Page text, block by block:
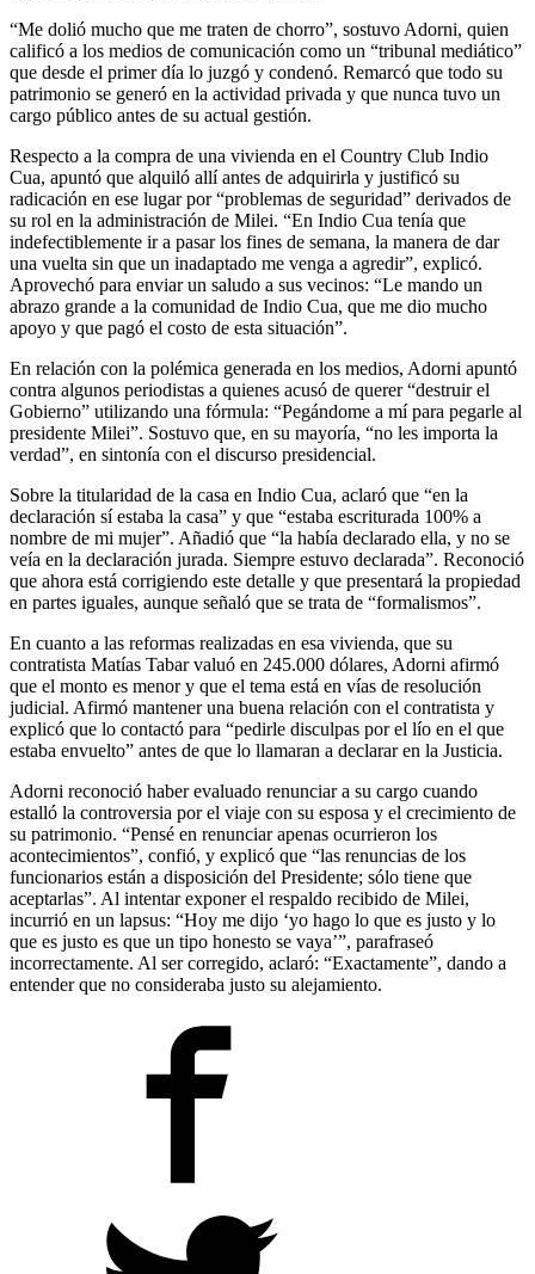
“Me dolió mucho que me traten de chorro”, sostuvo Adorni, quien
calificó a los medios de comunicación como un “tribunal mediático”
que desde el primer día lo juzgó y condenó. Remarcó que todo su
patrimonio se generó en la actividad privada y que nunca tuvo un
cargo público antes de su actual gestión.
Respecto a la compra de una vivienda en el Country Club Indio
Cua, apuntó que alquiló allí antes de adquirirla y justificó su
radicación en ese lugar por “problemas de seguridad” derivados de
su rol en la administración de Milei. “En Indio Cua tenía que
indefectiblemente ir a pasar los fines de semana, la manera de dar
una vuelta sin que un inadaptado me venga a agredir”, explicó.
Aprovechó para enviar un saludo a sus vecinos: “Le mando un
abrazo grande a la comunidad de Indio Cua, que me dio mucho
apoyo y que pagó el costo de esta situación”.
En relación con la polémica generada en los medios, Adorni apuntó
contra algunos periodistas a quienes acusó de querer “destruir el
Gobierno” utilizando una fórmula: “Pegándome a mí para pegarle al
presidente Milei”. Sostuvo que, en su mayoría, “no les importa la
verdad”, en sintonía con el discurso presidencial.
Sobre la titularidad de la casa en Indio Cua, aclaró que “en la
declaración sí estaba la casa” y que “estaba escriturada 100% a
nombre de mi mujer”. Añadió que “la había declarado ella, y no se
veía en la declaración jurada. Siempre estuvo declarada”. Reconoció
que ahora está corrigiendo este detalle y que presentará la propiedad
en partes iguales, aunque señaló que se trata de “formalismos”.
En cuanto a las reformas realizadas en esa vivienda, que su
contratista Matías Tabar valuó en 245.000 dólares, Adorni afirmó
que el monto es menor y que el tema está en vías de resolución
judicial. Afirmó mantener una buena relación con el contratista y
explicó que lo contactó para “pedirle disculpas por el lío en el que
estaba envuelto” antes de que lo llamaran a declarar en la Justicia.
Adorni reconoció haber evaluado renunciar a su cargo cuando
estalló la controversia por el viaje con su esposa y el crecimiento de
su patrimonio. “Pensé en renunciar apenas ocurrieron los
acontecimientos”, confió, y explicó que “las renuncias de los
funcionarios están a disposición del Presidente; sólo tiene que
aceptarlas”. Al intentar exponer el respaldo recibido de Milei,
incurrió en un lapsus: “Hoy me dijo ‘yo hago lo que es justo y lo
que es justo es que un tipo honesto se vaya’”, parafraseó
incorrectamente. Al ser corregido, aclaró: “Exactamente”, dando a
entender que no consideraba justo su alejamiento.